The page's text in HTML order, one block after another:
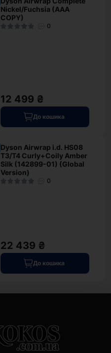
Nickel/Fuchsia (AAA
COPY)
0
12 499 ₴
До кошика
Dyson Airwrap i.d. HS08
T3/T4 Curly+Coily Amber
Silk (142899-01) (Global
Version)
0
22 439 ₴
До кошика